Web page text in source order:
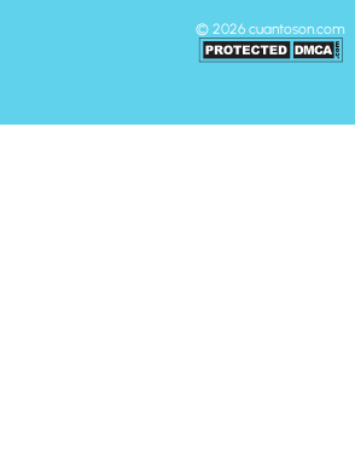
© 2026 cuantoson.com